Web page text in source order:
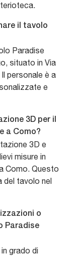
il tavolo
Paradise
situato in Via
personale è a
e
3D per il
a Como?
3D e
misure in
Como. Questo
del tavolo nel
o
Paradise
grado di